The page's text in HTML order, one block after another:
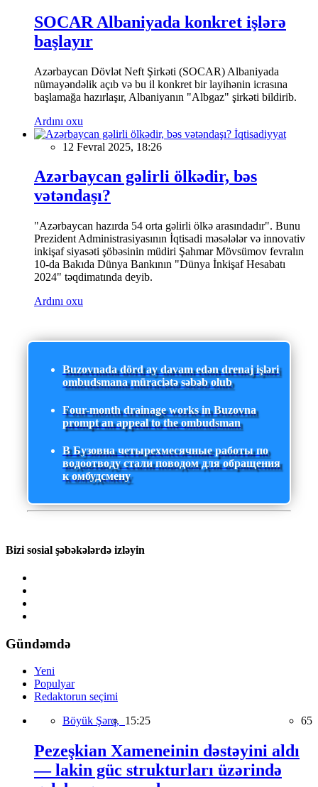
SOCAR Albaniyada konkret işlərə
başlayır
Azərbaycan Dövlət Neft Şirkəti (SOCAR) Albaniyada
nümayəndəlik açıb və bu il konkret bir layihənin icrasına
başlamağa hazırlaşır, Albaniyanın "Albgaz" şirkəti bildirib.
Ardını oxu
İqtisadiyyat
12 Fevral 2025, 18:26
Azərbaycan gəlirli ölkədir, bəs
vətəndaşı?
"Azərbaycan hazırda 54 orta gəlirli ölkə arasındadır". Bunu
Prezident Administrasiyasının İqtisadi məsələlər və innovativ
inkişaf siyasəti şöbəsinin müdiri Şahmar Mövsümov fevralın
10-da Bakıda Dünya Bankının "Dünya İnkişaf Hesabatı
2024" təqdimatında deyib.
Ardını oxu
Buzovnada dörd ay davam edən drenaj işləri
ombudsmana müraciətə səbəb olub
Four-month drainage works in Buzovna
prompt an appeal to the ombudsman
В Бузовна четырехмесячные работы по
водоотводу стали поводом для обращения
к омбудсмену
Bizi sosial şəbəkələrdə izləyin
Gündəmdə
Yeni
Populyar
Redaktorun seçimi
Böyük Şərq, 15:25 65
Pezeşkian Xameneinin dəstəyini aldı
— lakin güc strukturları üzərində